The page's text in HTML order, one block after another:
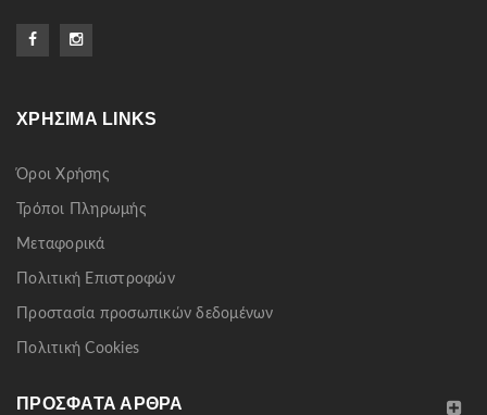
ΧΡΉΣΙΜΑ LINKS
Όροι Χρήσης
Τρόποι Πληρωμής
Μεταφορικά
Πολιτική Επιστροφών
Προστασία προσωπικών δεδομένων
Πολιτική Cookies
ΠΡΌΣΦΑΤΑ ΆΡΘΡΑ